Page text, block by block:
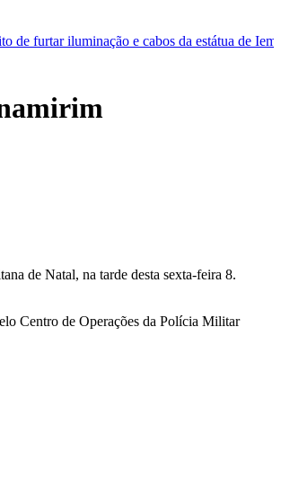
e cabos da estátua de Iemanjá é preso em
de Natal, na tarde desta sexta-feira 8.
Centro de Operações da Polícia Militar